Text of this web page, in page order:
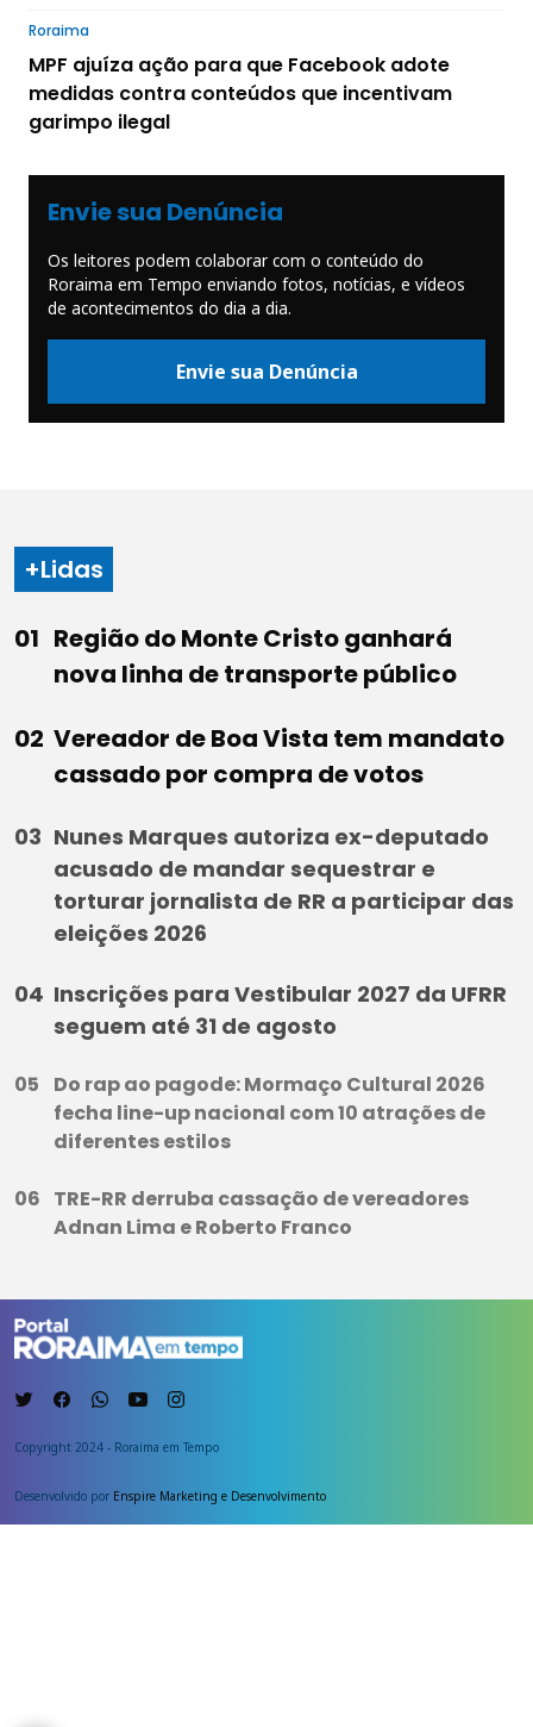
Roraima
MPF ajuíza ação para que Facebook adote
medidas contra conteúdos que incentivam
garimpo ilegal
Envie sua Denúncia
Os leitores podem colaborar com o conteúdo do
Roraima em Tempo enviando fotos, notícias, e vídeos
de acontecimentos do dia a dia.
Envie sua Denúncia
+Lidas
Região do Monte Cristo ganhará
nova linha de transporte público
Vereador de Boa Vista tem mandato
cassado por compra de votos
Nunes Marques autoriza ex-deputado
acusado de mandar sequestrar e
torturar jornalista de RR a participar das
eleições 2026
Inscrições para Vestibular 2027 da UFRR
seguem até 31 de agosto
Do rap ao pagode: Mormaço Cultural 2026
fecha line-up nacional com 10 atrações de
diferentes estilos
TRE-RR derruba cassação de vereadores
Adnan Lima e Roberto Franco
Copyright 2024 - Roraima em Tempo
Desenvolvido por Enspire Marketing e Desenvolvimento